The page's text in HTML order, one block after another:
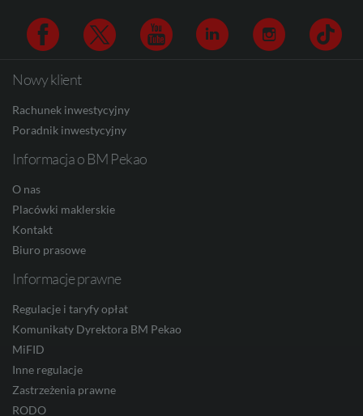
CAD
Facebook
Nowy klient
Rachunek inwestycyjny
Poradnik inwestycyjny
Informacja o BM Pekao
O nas
Placówki maklerskie
Kontakt
Biuro prasowe
Informacje prawne
Regulacje i taryfy opłat
Komunikaty Dyrektora BM Pekao
MiFID
Inne regulacje
Zastrzeżenia prawne
RODO